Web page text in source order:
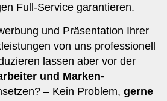
Full-Service garantieren.
und Präsentation Ihrer
von uns professionell
lassen aber vor der
und Marken-
– Kein Problem, gerne